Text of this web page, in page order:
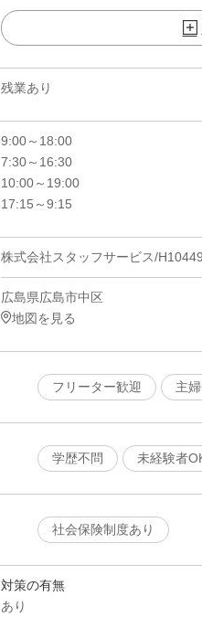
残業あり
9:00～18:00
7:30～16:30
10:00～19:00
17:15～9:15
株式会社スタッフサービス/
広島県広島市中区
地図を見る
フリーター歓迎
主
学歴不問
未経験者
社会保険制度あり
対策の有無
あり